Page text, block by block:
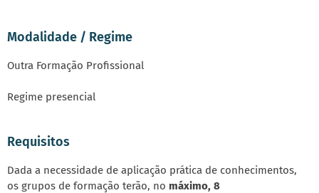
Modalidade / Regime
Outra Formação Profissional
Regime presencial
Requisitos
Dada a necessidade de aplicação prática de conhecimentos,
os grupos de formação terão, no máximo, 8